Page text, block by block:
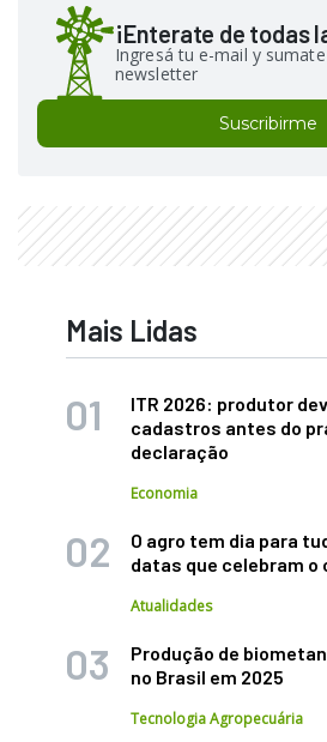
¡Enterate de todas
Ingresá tu e-mail y
newsletter
Suscribirme
Mais Lidas
ITR 2026: produtor
cadastros antes do
declaração
Economia
O agro tem dia para
datas que celebram o
Atualidades
Produção de
no Brasil em 2025
Tecnologia Agropecuária